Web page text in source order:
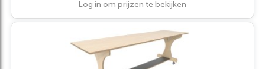
Log in om prijzen te bekijken